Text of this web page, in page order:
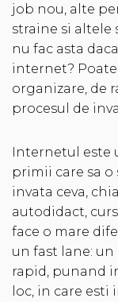
job nou, alte
straine si altele
nu fac asta
internet?
organizare, de
procesul de
Internetul este
primii care sa
invata ceva,
autodidact,
face o mare
un fast lane:
rapid, punand
loc, in care